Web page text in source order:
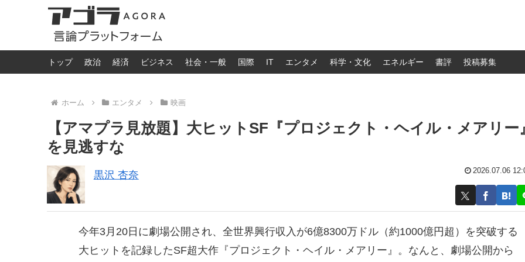
トップ 政治 経済 ビジネス 社会・一般 国際 IT エンタメ 科学・文化 エネルギー 書評 投稿募集
ホーム エンタメ 映画
【アマプラ見放題】大ヒットSF『プロジェクト・ヘイル・メアリー
を見逃すな
黒沢 杏奈 2026.07.06
今年3月20日に劇場公開され、全世界興行収入が6億8300万ドル（約1000億円超）を突破する
大ヒットを記録したSF超大作『プロジェクト・ヘイル・メアリー』。なんと、劇場公開から